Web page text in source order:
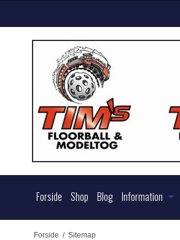
Forside Shop Blog Information
Forside / Sitemap